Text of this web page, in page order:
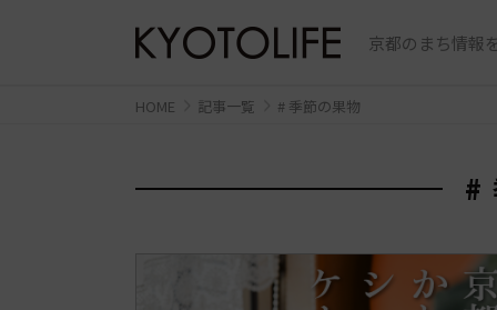
京都のまち情報
HOME 記事一覧 # 季節の果物
#